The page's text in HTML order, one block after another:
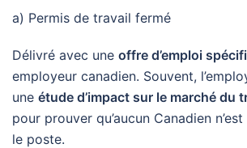
a) Permis de travail fermé
Délivré avec une offre d’emploi
employeur canadien. Souvent,
une étude d’impact sur le marché du
pour prouver qu’aucun Canadien
le poste.